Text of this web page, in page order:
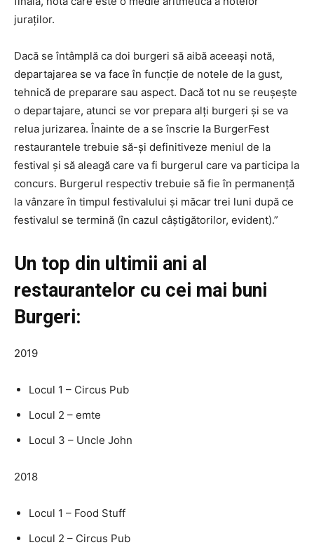
juraților.
Dacă se întâmplă ca doi burgeri să aibă aceeași notă,
departajarea se va face în funcție de notele de la gust,
tehnică de preparare sau aspect. Dacă tot nu se reușește
o departajare, atunci se vor prepara alți burgeri și se va
relua jurizarea. Înainte de a se înscrie la BurgerFest
restaurantele trebuie să-și definitiveze meniul de la
festival și să aleagă care va fi burgerul care va participa la
concurs. Burgerul respectiv trebuie să fie în permanență
la vânzare în timpul festivalului și măcar trei luni după ce
festivalul se termină (în cazul câștigătorilor, evident).”
Un top din ultimii ani al
restaurantelor cu cei mai buni
Burgeri:
2019
Locul 1 – Circus Pub
Locul 2 – emte
Locul 3 – Uncle John
2018
Locul 1 – Food Stuff
Locul 2 – Circus Pub